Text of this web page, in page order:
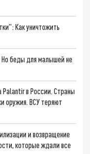
Как уничтожить
Но беды для малышей не
Palantir в России. Страны
оружия. ВСУ теряют
и возвращение
которые ждали все